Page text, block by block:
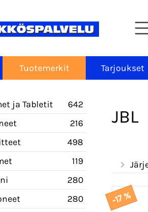
Tuotemerkit Tarjoukset
ja Tabletit
642
216
498
119
280
280
JBL
-17 %